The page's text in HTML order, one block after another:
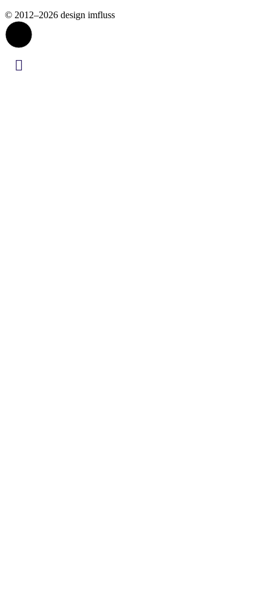
© 2012–2026 design imfluss